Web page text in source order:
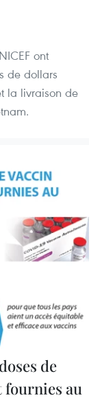
ont
de dollars
la livraison de
de
fournies au